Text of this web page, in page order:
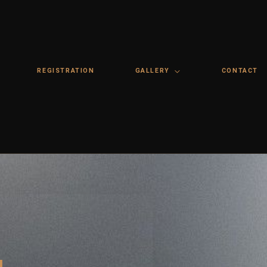
REGISTRATION GALLERY CONTACT